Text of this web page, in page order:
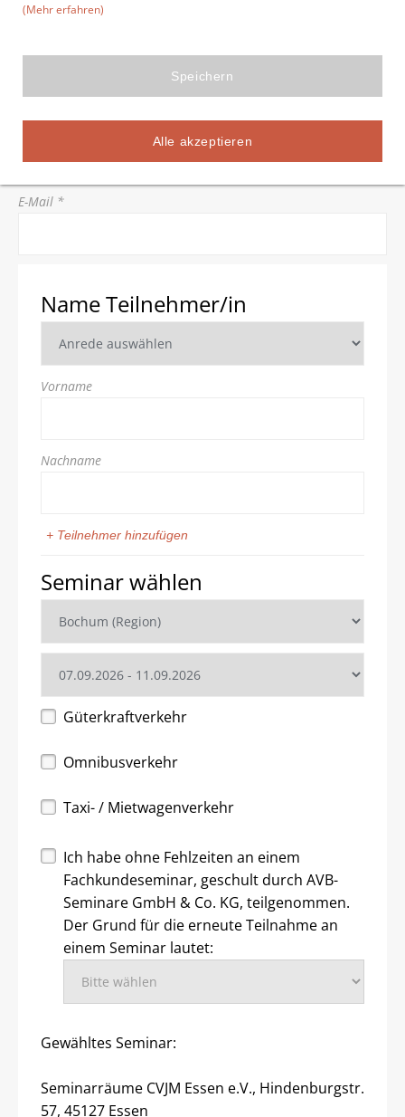
(Mehr erfahren)
Speichern
Alle akzeptieren
Stadt *
E-Mail *
Name Teilnehmer/in
Vorname
Nachname
+ Teilnehmer hinzufügen
Seminar wählen
Güterkraftverkehr
Omnibusverkehr
Taxi- / Mietwagenverkehr
Ich habe ohne Fehlzeiten an einem
Fachkundeseminar, geschult durch AVB-
Seminare GmbH & Co. KG, teilgenommen.
Der Grund für die erneute Teilnahme an
einem Seminar lautet:
Gewähltes Seminar:
Seminarräume CVJM Essen e.V., Hindenburgstr.
57, 45127 Essen